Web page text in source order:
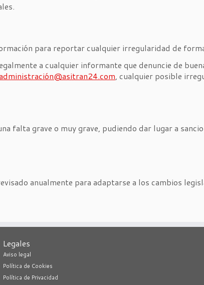
para reportar cualquier irregularidad de
a cualquier informante que denuncie de
, cualquier posible
falta grave o muy grave, pudiendo dar lugar a
anualmente para adaptarse a los cambios
Legales
Aviso legal
Política de Cookies
Política de Privacidad